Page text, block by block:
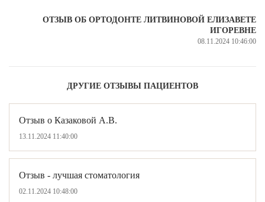
Удаление импланта зуба
Восстановление и реставрация зубов
Отбеливание зубов
Эстетическая стоматология
ВИНИРЫ
ОТЗЫВ ОБ ОРТОДОНТЕ ЛИТВИНОВОЙ ЕЛИЗАВЕТЕ
ИГОРЕВНЕ
08.11.2024 10:46:00
ДРУГИЕ ОТЗЫВЫ ПАЦИЕНТОВ
Отзыв о Казаковой А.В.
13.11.2024 11:40:00
Отзыв - лучшая стоматология
02.11.2024 10:48:00